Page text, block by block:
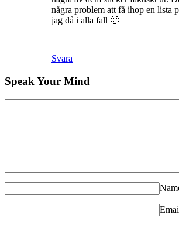
några problem att få ihop en lista
jag då i alla fall 🙂
Svara
Speak Your Mind